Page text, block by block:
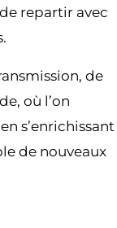
repartir avec
de
où l’on
s’enrichissant
de nouveaux